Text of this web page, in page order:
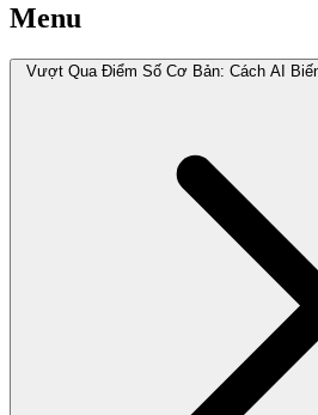
Menu
Vượt Qua Điểm Số Cơ Bản: Cách AI